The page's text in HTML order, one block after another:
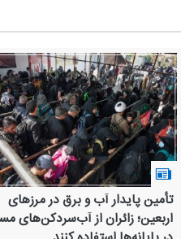
تأمین پایدار آب و برق در مرزهای
اربعین؛ زائران از آب‌سردكن‌های